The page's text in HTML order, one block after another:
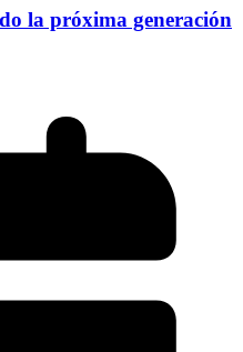
la próxima generación